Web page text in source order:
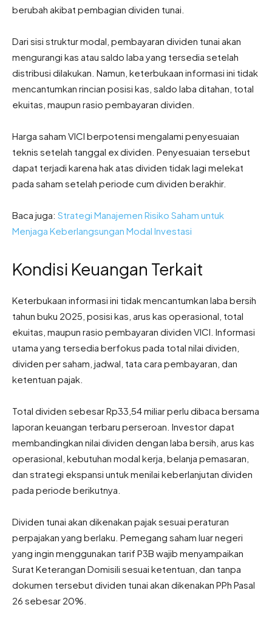
berubah akibat pembagian dividen tunai.
Dari sisi struktur modal, pembayaran dividen tunai akan
mengurangi kas atau saldo laba yang tersedia setelah
distribusi dilakukan. Namun, keterbukaan informasi ini tidak
mencantumkan rincian posisi kas, saldo laba ditahan, total
ekuitas, maupun rasio pembayaran dividen.
Harga saham VICI berpotensi mengalami penyesuaian
teknis setelah tanggal ex dividen. Penyesuaian tersebut
dapat terjadi karena hak atas dividen tidak lagi melekat
pada saham setelah periode cum dividen berakhir.
Baca juga: Strategi Manajemen Risiko Saham untuk
Menjaga Keberlangsungan Modal Investasi
Kondisi Keuangan Terkait
Keterbukaan informasi ini tidak mencantumkan laba bersih
tahun buku 2025, posisi kas, arus kas operasional, total
ekuitas, maupun rasio pembayaran dividen VICI. Informasi
utama yang tersedia berfokus pada total nilai dividen,
dividen per saham, jadwal, tata cara pembayaran, dan
ketentuan pajak.
Total dividen sebesar Rp33,54 miliar perlu dibaca bersama
laporan keuangan terbaru perseroan. Investor dapat
membandingkan nilai dividen dengan laba bersih, arus kas
operasional, kebutuhan modal kerja, belanja pemasaran,
dan strategi ekspansi untuk menilai keberlanjutan dividen
pada periode berikutnya.
Dividen tunai akan dikenakan pajak sesuai peraturan
perpajakan yang berlaku. Pemegang saham luar negeri
yang ingin menggunakan tarif P3B wajib menyampaikan
Surat Keterangan Domisili sesuai ketentuan, dan tanpa
dokumen tersebut dividen tunai akan dikenakan PPh Pasal
26 sebesar 20%.